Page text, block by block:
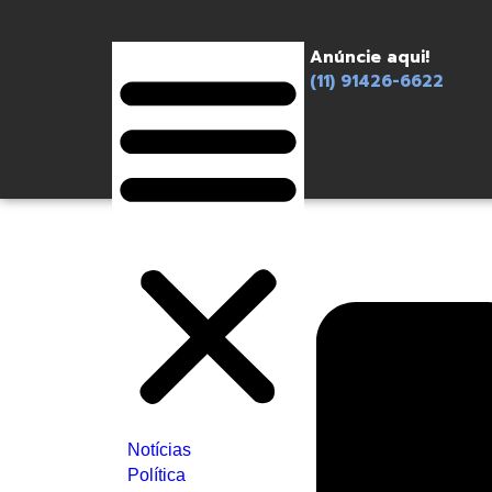
Notícias
Política
Anúncie aqui!
(11) 91426-6622